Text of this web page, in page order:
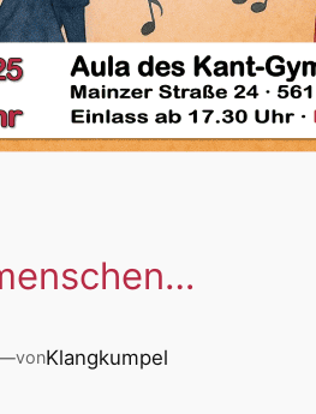
vonKlangkumpel